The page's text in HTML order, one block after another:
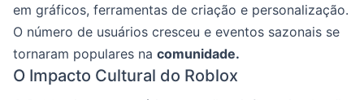
em gráficos, ferramentas de criação e personalização.
O número de usuários cresceu e eventos sazonais se
tornaram populares na comunidade.
O Impacto Cultural do Roblox